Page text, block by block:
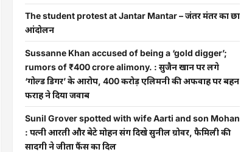
The student protest at Jantar Mantar – जंतर मंतर का छात्र
आंदोलन
Sussanne Khan accused of being a ‘gold digger’;
rumors of ₹400 crore alimony. : सुजैन खान पर लगे
‘गोल्ड डिगर’ के आरोप, 400 करोड़ एलिमनी की अफवाह पर बहन
फराह ने दिया जवाब
Sunil Grover spotted with wife Aarti and son Mohan
: पत्नी आरती और बेटे मोहन संग दिखे सुनील ग्रोवर, फैमिली की
सादगी ने जीता फैंस का दिल